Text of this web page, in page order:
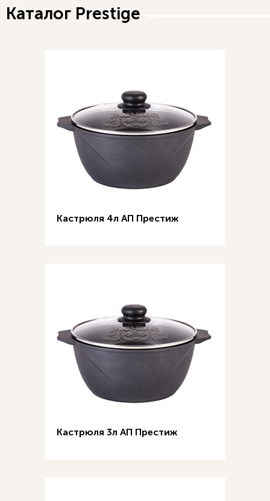
Каталог Prestige
Кастрюля 4л АП Престиж
Кастрюля 3л АП Престиж